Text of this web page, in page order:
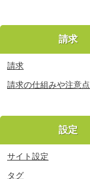
請求
請求
請求の仕組みや注意点
設定
サイト設定
タグ